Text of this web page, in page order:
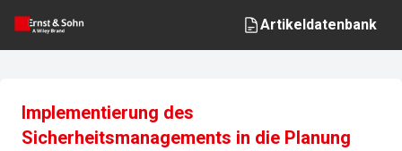
Artikeldatenbank
Implementierung des
Sicherheitsmanagements in die Planung